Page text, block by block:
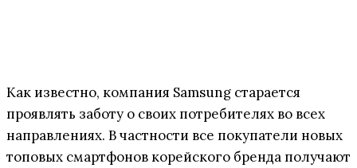
Как известно, компания Samsung старается
проявлять заботу о своих потребителях во всех
направлениях. В частности все покупатели новых
топовых смартфонов корейского бренда получают